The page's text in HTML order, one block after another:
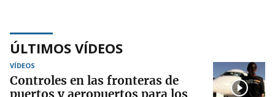
ÚLTIMOS VÍDEOS
VÍDEOS
Controles en las fronteras de
puertos y aeropuertos para los